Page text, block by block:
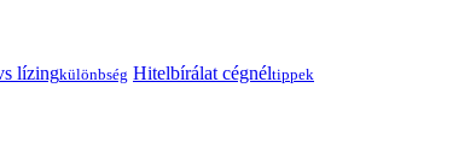
lízingkülönbség Hitelbírálat cégnéltippek